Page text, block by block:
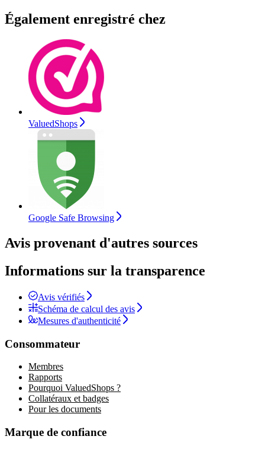
Également enregistré chez
ValuedShops
Google Safe Browsing
Avis provenant d'autres sources
Informations sur la transparence
Avis vérifiés
Schéma de calcul des avis
Mesures d'authenticité
Consommateur
Membres
Rapports
Pourquoi ValuedShops ?
Collatéraux et badges
Pour les documents
Marque de confiance